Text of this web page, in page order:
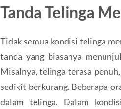
Tanda Telinga
Tidak semua kondisi telinga
tanda yang biasanya
Misalnya, telinga terasa
sedikit berkurang. Beberapa
dalam telinga. Dalam